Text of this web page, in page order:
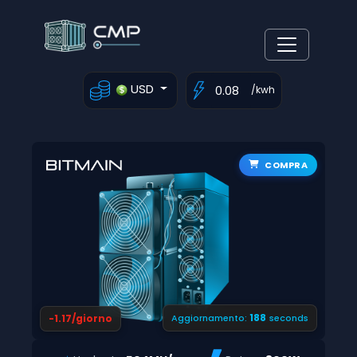
USD /kwh
COMPRA
-1.17/giorno Aggiornamento: 187 seconds